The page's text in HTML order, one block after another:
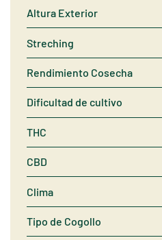
Altura Exterior
Streching
Rendimiento Cosecha
Dificultad de cultivo
THC
CBD
Clima
Tipo de Cogollo